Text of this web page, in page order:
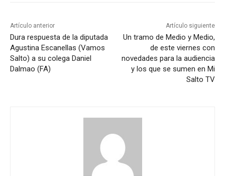
Artículo anterior
Dura respuesta de la diputada
Agustina Escanellas (Vamos
Salto) a su colega Daniel
Dalmao (FA)
Artículo siguiente
Un tramo de Medio y Medio,
de este viernes con
novedades para la audiencia
y los que se sumen en Mi
Salto TV